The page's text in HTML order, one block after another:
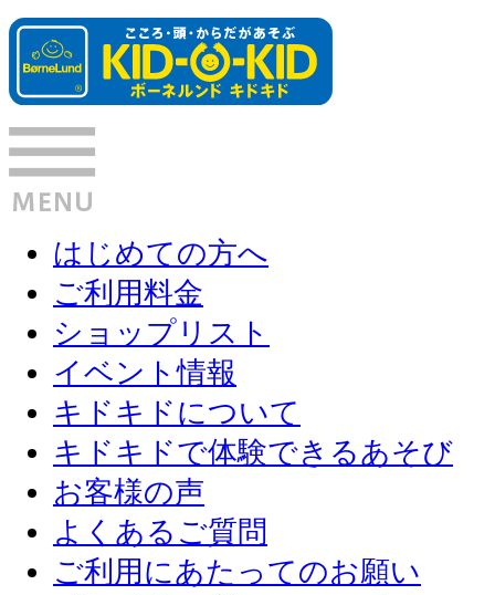
はじめての方へ
ご利用料金
ショップリスト
イベント情報
キドキドについて
キドキドで体験できるあそび
お客様の声
よくあるご質問
ご利用にあたってのお願い